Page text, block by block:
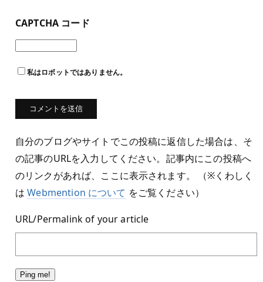
CAPTCHA コード
私はロボットではありません。
自分のブログやサイトでこの投稿に返信した場合は、そ
の記事のURLを入力してください。記事内にこの投稿へ
のリンクがあれば、ここに表示されます。 （※くわしく
はWebmention について をご覧ください）
URL/Permalink of your article